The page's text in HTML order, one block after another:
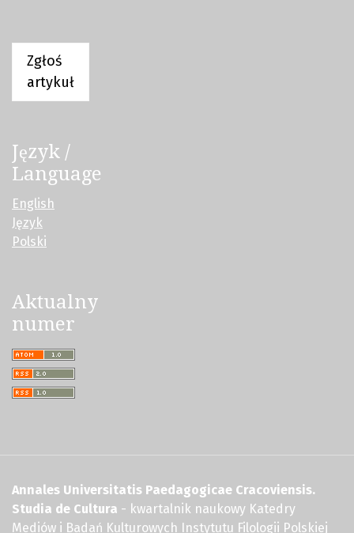
Zgłoś
artykuł
Język /
Language
English
Język
Polski
Aktualny
numer
Annales Universitatis Paedagogicae Cracoviensis.
Studia de Cultura - kwartalnik naukowy Katedry
Mediów i Badań Kulturowych Instytutu Filologii Polskiej